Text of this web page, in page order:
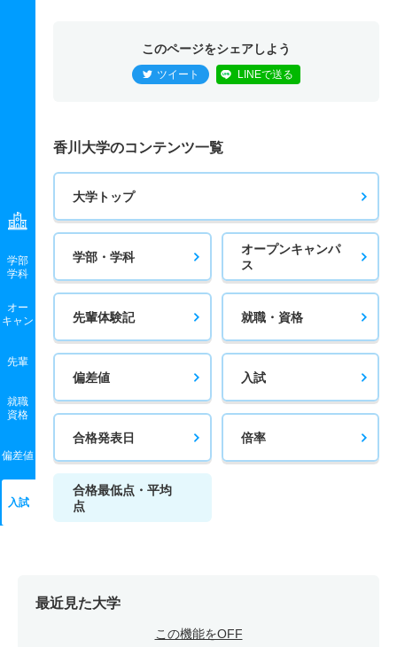
学部
学科
オー
キャン
先輩
就職
資格
偏差値
入試
このページをシェアしよう
ツイート LINEで送る
香川大学のコンテンツ一覧
大学トップ
学部・学科
オープンキャンパ
ス
先輩体験記 就職・資格
偏差値 入試
合格発表日 倍率
合格最低点・平均
点
最近見た大学
この機能をOFF